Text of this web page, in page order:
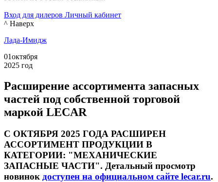
Вход для дилеров Личный кабинет
^ Наверх
Лада-Имидж
01октября
2025 год
Расширение ассортимента запасных
частей под собственной торговой
маркой LECAR
С ОКТЯБРЯ 2025 ГОДА РАСШИРЕН
АССОРТИМЕНТ ПРОДУКЦИИ В
КАТЕГОРИИ: "МЕХАНИЧЕСКИЕ
ЗАПАСНЫЕ ЧАСТИ". Детальный просмотр
новинок доступен на официальном сайте lecar.ru.